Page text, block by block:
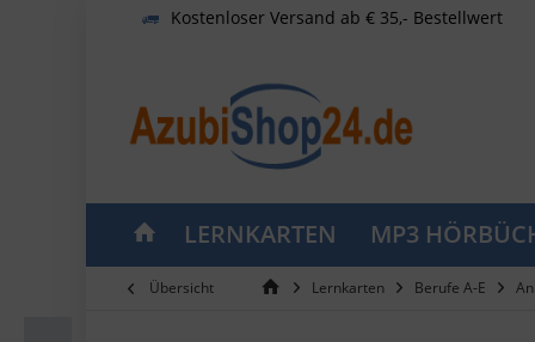
Kostenloser Versand ab € 35,- Bestellwert
LERNKARTEN MP3
Übersicht Lernkarten Berufe A-E